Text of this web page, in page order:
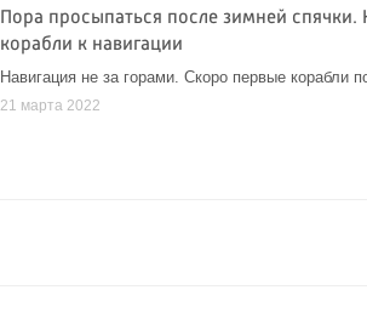
Пора просыпаться после зимней спячки.
корабли к навигации
Навигация не за горами. Скоро первые корабли
21 марта 2022